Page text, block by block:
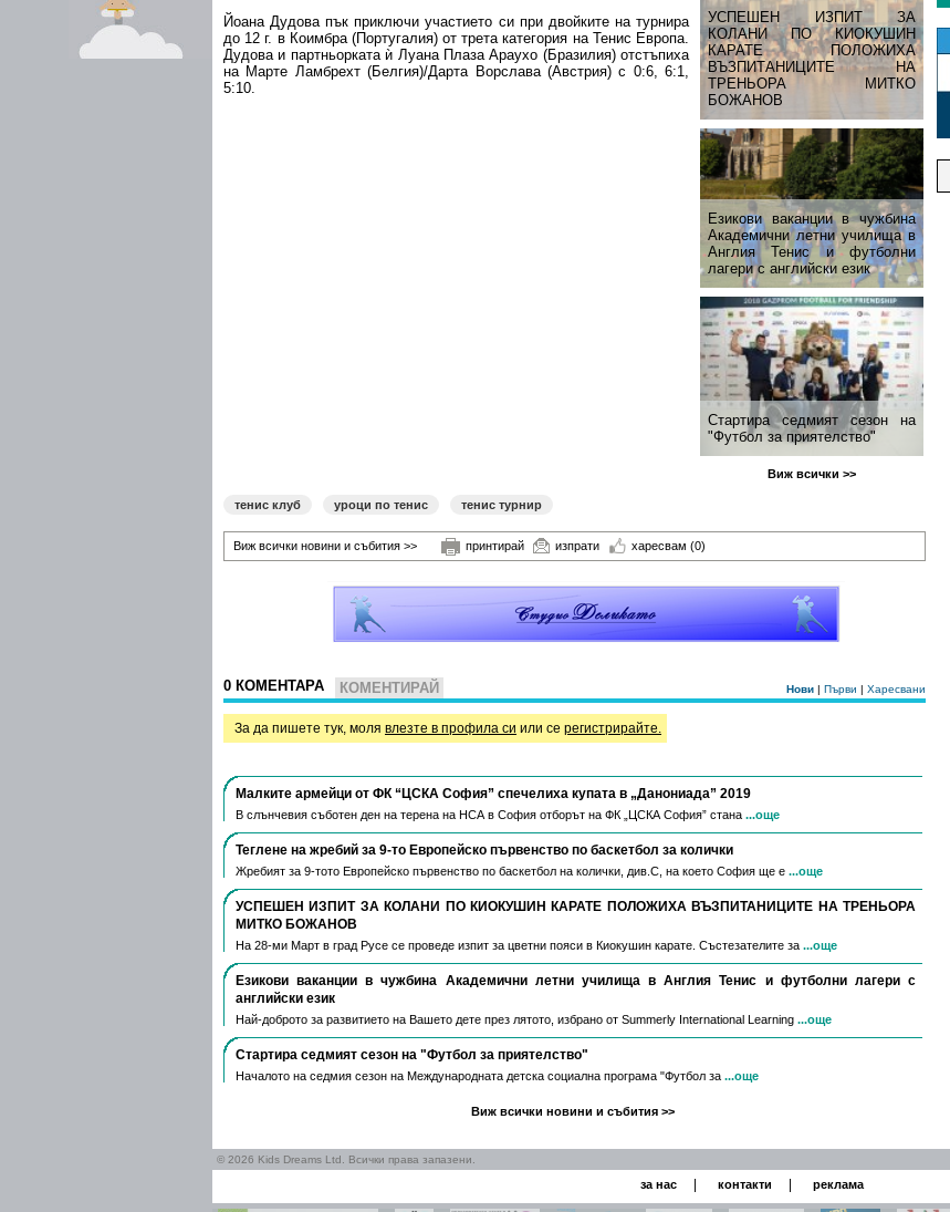
УСПЕШЕН ИЗПИТ ЗА
КОЛАНИ ПО КИОКУШИН
КАРАТЕ ПОЛОЖИХА
ВЪЗПИТАНИЦИТЕ НА
ТРЕНЬОРА МИТКО
БОЖАНОВ
Езикови ваканции​ в чужбина
Академични летни училища в
Англия Тенис и футболни
лагери с английски език
Стартира седмият сезон на
"Футбол за приятелство"
Виж всички >>
Йоана Дудова пък приключи участието си при двойките на турнира
до 12 г. в Коимбра (Португалия) от трета категория на Тенис Европа.
Дудова и партньорката ѝ Луана Плаза Араухо (Бразилия) отстъпиха
на Марте Ламбрехт (Белгия)/Дарта Ворслава (Австрия) с 0:6, 6:1,
5:10.
тенис клуб уроци по тенис тенис турнир
Виж всички новини и събития >> принтирай изпрати харесвам (0)
0 КОМЕНТАРА КОМЕНТИРАЙ Нови | Първи | Харесвани
За да пишете тук, моля влезте в профила си или се регистрирайте.
Малките армейци от ФК “ЦСКА София” спечелиха купата в „Данониада” 2019
В слънчевия съботен ден на терена на НСА в София отборът на ФК „ЦСКА София” стана ...още
Теглене на жребий за 9-то Европейско първенство по баскетбол за колички
Жребият за 9-тото Европейско първенство по баскетбол на колички, див.С, на което София ще е ...още
УСПЕШЕН ИЗПИТ ЗА КОЛАНИ ПО КИОКУШИН КАРАТЕ ПОЛОЖИХА ВЪЗПИТАНИЦИТЕ НА ТРЕНЬОРА
МИТКО БОЖАНОВ
На 28-ми Март в град Русе се проведе изпит за цветни пояси в Киокушин карате. Състезателите за ...още
Езикови ваканции​ в чужбина Академични летни училища в Англия Тенис и футболни лагери с
английски език
Най-доброто за развитието на Вашето дете през лятото, избрано от Summerly International Learning ...още
Стартира седмият сезон на "Футбол за приятелство"
Началото на седмия сезон на Международната детска социална програма "Футбол за ...още
Виж всички новини и събития >>
© 2026 Kids Dreams Ltd. Всички права запазени.
за нас контакти реклама